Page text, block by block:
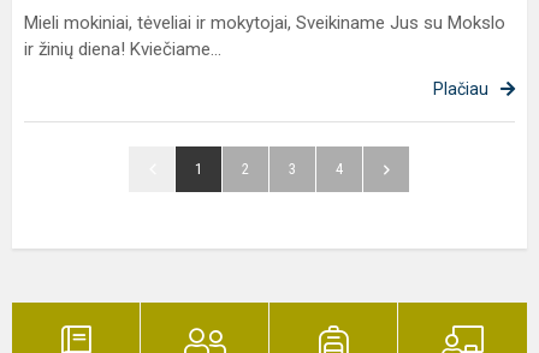
Mieli mokiniai, tėveliai ir mokytojai, Sveikiname Jus su Mokslo
ir žinių diena! Kviečiame...
Plačiau
1 2 3 4